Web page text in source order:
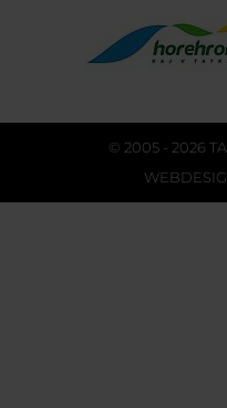
© 2005 - 2026